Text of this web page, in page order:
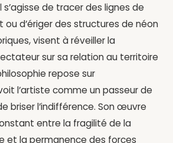
s’agisse de tracer des lignes de
ou d’ériger des structures de néon
visent à réveiller la
sur sa relation au territoire
repose sur
l’artiste comme un passeur de
briser l’indifférence. Son œuvre
entre la fragilité de la
et la permanence des forces